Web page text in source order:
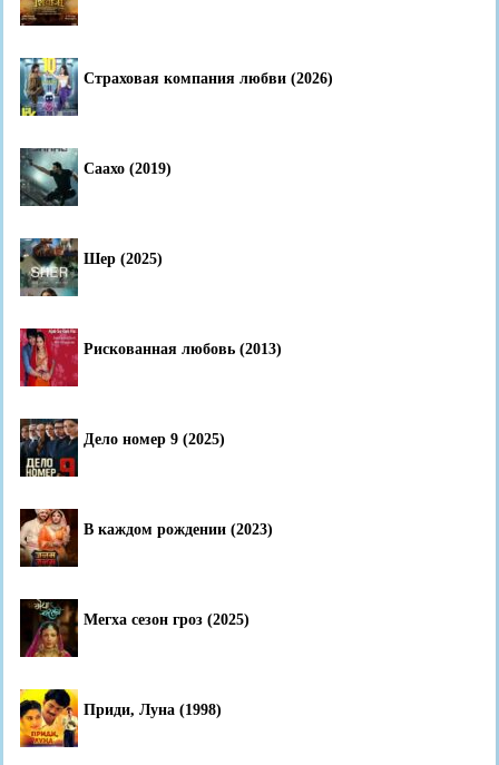
Страховая компания любви (2026)
Саахо (2019)
Шер (2025)
Рискованная любовь (2013)
Дело номер 9 (2025)
В каждом рождении (2023)
Мегха сезон гроз (2025)
Приди, Луна (1998)